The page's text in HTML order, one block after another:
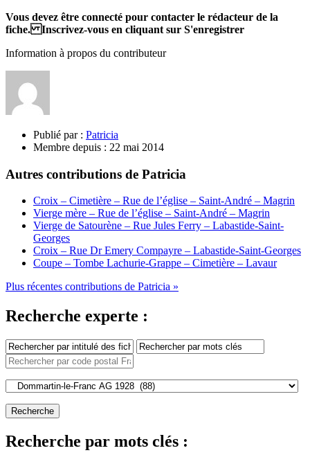
Vous devez être connecté pour contacter le rédacteur de la
fiche. Inscrivez-vous en cliquant sur S'enregistrer
Information à propos du contributeur
Publié par : Patricia
Membre depuis : 22 mai 2014
Autres contributions de Patricia
Croix – Cimetière – Rue de l’église – Saint-André – Magrin
Vierge mère – Rue de l’église – Saint-André – Magrin
Vierge de Satourène – Rue Jules Ferry – Labastide-Saint-
Georges
Croix – Rue Dr Emery Compayre – Labastide-Saint-Georges
Coupe – Tombe Lachurie-Grappe – Cimetière – Lavaur
Plus récentes contributions de Patricia »
Recherche experte :
Recherche par mots clés :